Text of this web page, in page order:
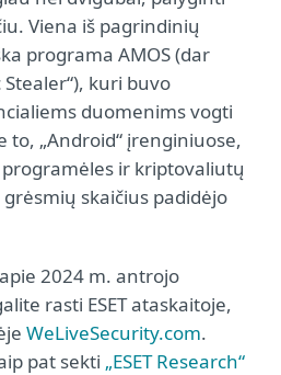
Viena iš pagrindinių
programa AMOS (dar
kuri buvo
duomenims vogti
to, „Android“ įrenginiuose,
ir kriptovaliutų
skaičius padidėjo
2024 m. antrojo
rasti ESET ataskaitoje,
WeLiveSecurity.com.
pat sekti „ESET Research“